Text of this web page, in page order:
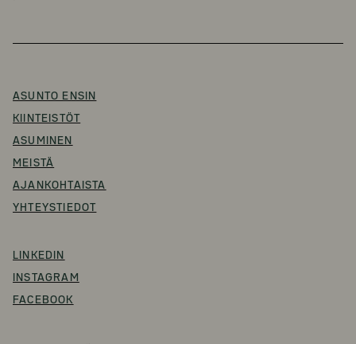
ASUNTO ENSIN
KIINTEISTÖT
ASUMINEN
MEISTÄ
AJANKOHTAISTA
YHTEYSTIEDOT
LINKEDIN
INSTAGRAM
FACEBOOK